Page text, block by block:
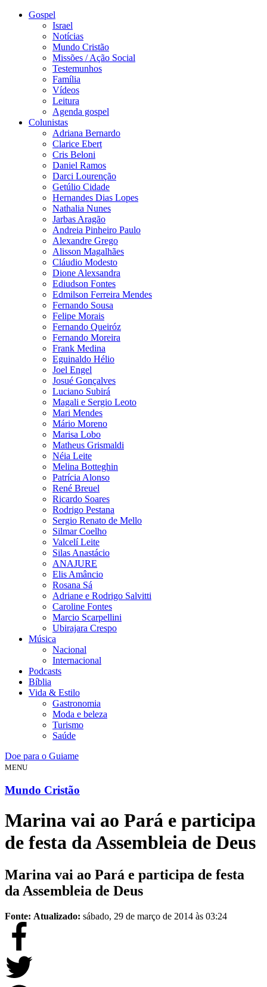
Gospel
Israel
Notícias
Mundo Cristão
Missões / Ação Social
Testemunhos
Família
Vídeos
Leitura
Agenda gospel
Colunistas
Adriana Bernardo
Clarice Ebert
Cris Beloni
Daniel Ramos
Darci Lourenção
Getúlio Cidade
Hernandes Dias Lopes
Nathalia Nunes
Jarbas Aragão
Andreia Pinheiro Paulo
Alexandre Grego
Alisson Magalhães
Cláudio Modesto
Dione Alexsandra
Ediudson Fontes
Edmilson Ferreira Mendes
Fernando Sousa
Felipe Morais
Fernando Queiróz
Fernando Moreira
Frank Medina
Eguinaldo Hélio
Joel Engel
Josué Gonçalves
Luciano Subirá
Magali e Sergio Leoto
Mari Mendes
Mário Moreno
Marisa Lobo
Matheus Grismaldi
Néia Leite
Melina Botteghin
Patrícia Alonso
René Breuel
Ricardo Soares
Rodrigo Pestana
Sergio Renato de Mello
Silmar Coelho
Valcelí Leite
Silas Anastácio
ANAJURE
Elis Amâncio
Rosana Sá
Adriane e Rodrigo Salvitti
Caroline Fontes
Marcio Scarpellini
Ubirajara Crespo
Música
Nacional
Internacional
Podcasts
Bíblia
Vida & Estilo
Gastronomia
Moda e beleza
Turismo
Saúde
Doe para o Guiame
MENU
Mundo Cristão
Marina vai ao Pará e participa
de festa da Assembleia de Deus
Marina vai ao Pará e participa de festa
da Assembleia de Deus
Fonte: Atualizado: sábado, 29 de março de 2014 às 03:24